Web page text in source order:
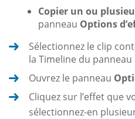
Copier un ou
panneau Options
Sélectionnez le clip
la Timeline du panneau
Ouvrez le panneau
Cliquez sur l’effet que
sélectionnez-en